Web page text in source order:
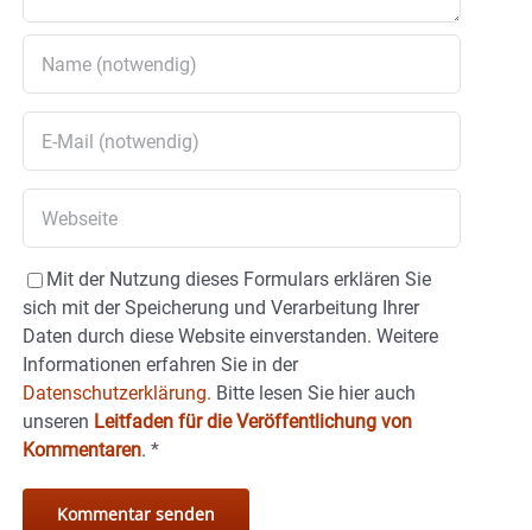
Mit der Nutzung dieses Formulars erklären Sie
sich mit der Speicherung und Verarbeitung Ihrer
Daten durch diese Website einverstanden. Weitere
Informationen erfahren Sie in der
Datenschutzerklärung. Bitte lesen Sie hier auch
unseren Leitfaden für die Veröffentlichung von
Kommentaren. *